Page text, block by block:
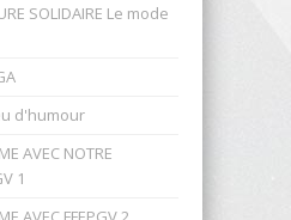
SOLIDAIRE Le mode
d'humour
AVEC NOTRE
1